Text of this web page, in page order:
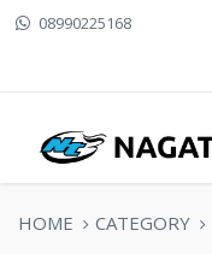
08990225168
HOME CATEGORY